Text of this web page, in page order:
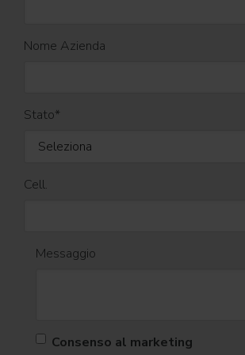
Nome Azienda
Stato*
Cell.
Messaggio
Consenso al marketing